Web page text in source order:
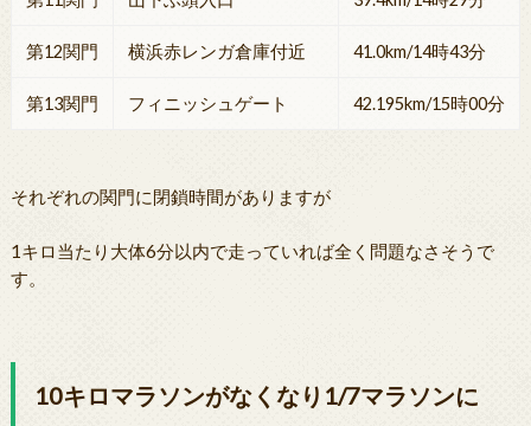
第12関門 横浜赤レンガ倉庫付近 41.0km/14時43分
第13関門 フィニッシュゲート 42.195km/15時00分
それぞれの関門に閉鎖時間がありますが
1キロ当たり大体6分以内で走っていれば全く問題なさそうで
す。
10キロマラソンがなくなり1/7マラソンに